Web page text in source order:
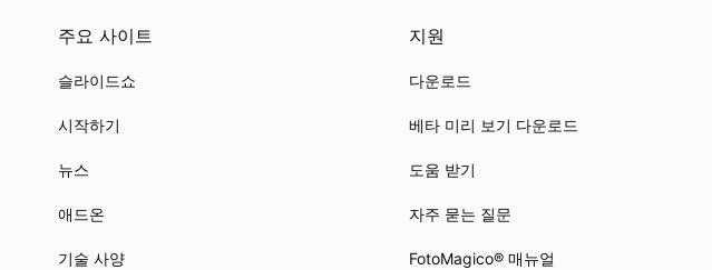
주요 사이트
슬라이드쇼
시작하기
뉴스
애드온
기술 사양
지원
다운로드
베타 미리 보기 다운로드
도움 받기
자주 묻는 질문
FotoMagico® 매뉴얼